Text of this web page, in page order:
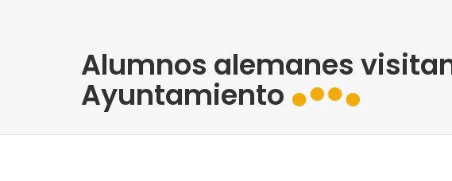
Alumnos alemanes
Ayuntamiento